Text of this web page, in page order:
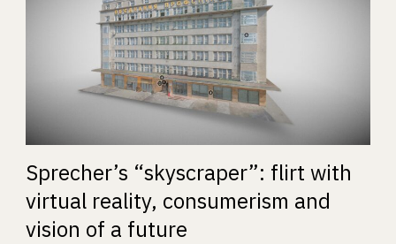
Sprecher’s “skyscraper”: flirt with
virtual reality, consumerism and
vision of a future